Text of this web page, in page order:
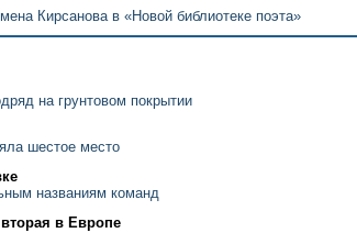
Кирсанова в «Новой библиотеке поэта»
на грунтовом покрытии
шестое место
названиям команд
в Европе